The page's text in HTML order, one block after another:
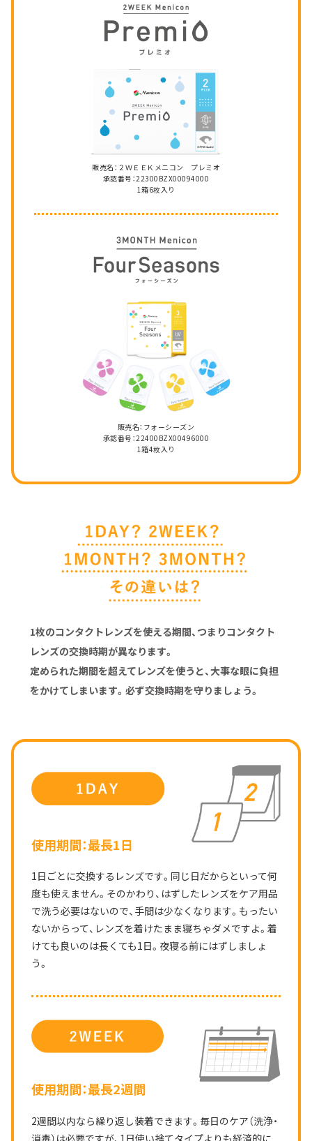
販売名：２ＷＥＥＫメニコン プレミオ
承認番号：22300BZX00094000
1箱6枚入り
販売名：フォーシーズン
承認番号：22400BZX00496000
1箱4枚入り
1枚のコンタクトレンズを使える期間、つまりコンタクト
レンズの交換時期が異なります。
定められた期間を超えてレンズを使うと、大事な眼に負担
をかけてしまいます。 必ず交換時期を守りましょう。
使用期間：最長1日
1日ごとに交換するレンズです。 同じ日だからといって何
度も使えません。 そのかわり、はずしたレンズをケア用品
で洗う必要はないので、手間は少なくなります。 もったい
ないからって、レンズを着けたまま寝ちゃダメですよ。 着
けても良いのは長くても1日。夜寝る前にはずしましょ
う。
使用期間：最長2週間
2週間以内なら繰り返し装着できます。 毎日のケア（洗浄・
消毒）は必要ですが、1日使い捨てタイプよりも経済的に